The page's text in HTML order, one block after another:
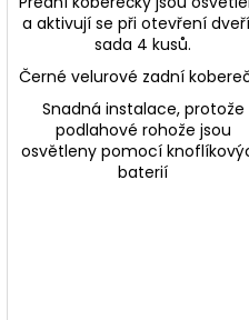
a aktivují se při otevření
sada 4 kusů.
Černé velurové zadní
Snadná instalace, protože
podlahové rohože jsou
osvětleny pomocí
baterií